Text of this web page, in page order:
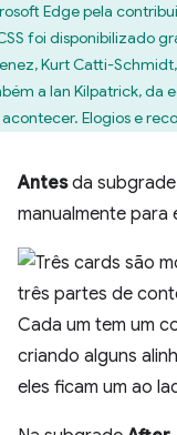
Edge pela
foi disponibilizado
Kurt Catti-
a Ian Kilpatrick, da
acontecer. Elogios e
Antesda
manualmente para